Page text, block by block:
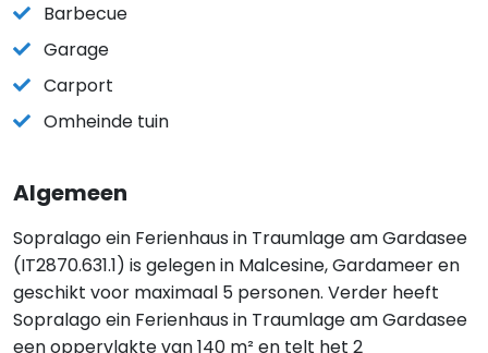
Barbecue
Garage
Carport
Omheinde tuin
Algemeen
Sopralago ein Ferienhaus in Traumlage am Gardasee
(IT2870.631.1) is gelegen in Malcesine, Gardameer en
geschikt voor maximaal 5 personen. Verder heeft
Sopralago ein Ferienhaus in Traumlage am Gardasee
een oppervlakte van 140 m² en telt het 2